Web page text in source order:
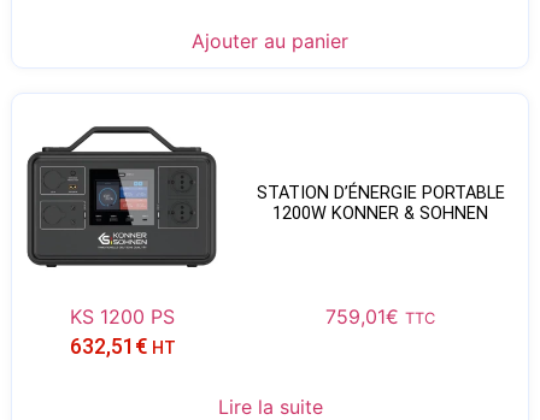
Ajouter au panier
STATION D’ÉNERGIE PORTABLE
1200W KONNER & SOHNEN
KS 1200 PS 759,01€ TTC
632,51 € HT
Lire la suite